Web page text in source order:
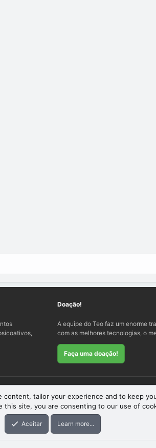
Doação!
A equipe do Teo faz um enorme
com as melhores tecnologias, o
Faça uma doação!
content, tailor your experience and to keep
this site, you are consenting to our use of
Aceitar Learn more...